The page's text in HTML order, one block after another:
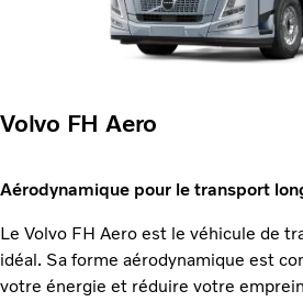
Volvo FH Aero
Aérodynamique pour le transport
Le Volvo FH Aero est le véhicule de
idéal. Sa forme aérodynamique est
votre énergie et réduire votre